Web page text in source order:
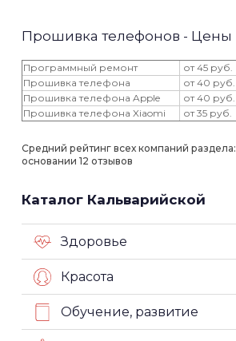
Прошивка телефонов - Цены
Программный ремонт
от 45 руб.
Прошивка телефона
от 40 руб.
Прошивка телефона Apple
от 40 руб.
Прошивка телефона Xiaomi
от 35 руб.
Средний рейтинг всех компаний раздела:
основании 12 отзывов
Каталог Кальварийской
Здоровье
Красота
Обучение, развитие